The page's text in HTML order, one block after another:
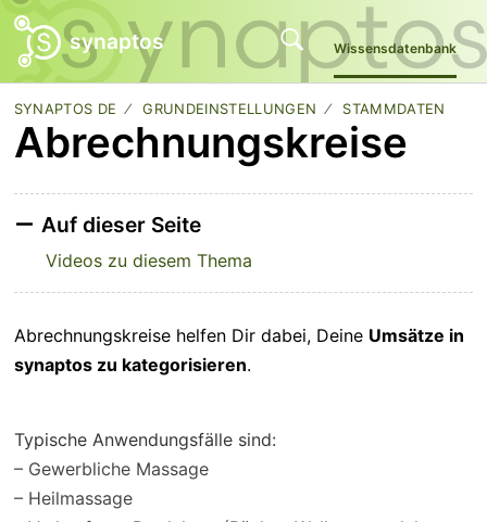
synaptos Wissensdatenbank
SYNAPTOS DE GRUNDEINSTELLUNGEN STAMMDATEN
Abrechnungskreise
Auf dieser Seite
Videos zu diesem Thema
Abrechnungskreise helfen Dir dabei, Deine Umsätze in
synaptos zu kategorisieren.
Typische Anwendungsfälle sind:
– Gewerbliche Massage
– Heilmassage